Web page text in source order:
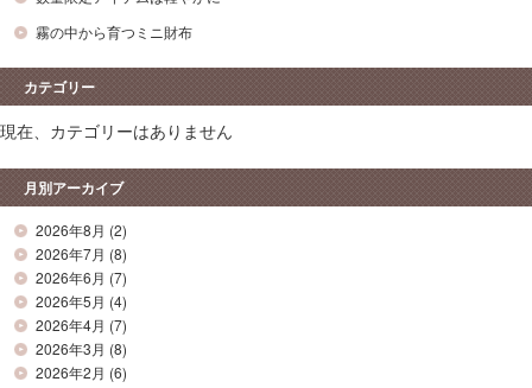
霧の中から育つミニ財布
カテゴリー
現在、カテゴリーはありません
月別アーカイブ
2026年8月 (2)
2026年7月 (8)
2026年6月 (7)
2026年5月 (4)
2026年4月 (7)
2026年3月 (8)
2026年2月 (6)